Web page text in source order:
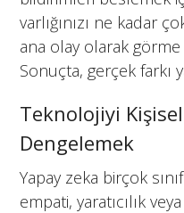
varlığınızı ne kadar
ana olay olarak görme
Sonuçta, gerçek farkı
Teknolojiyi
Dengelemek
Yapay zeka birçok
empati, yaratıcılık